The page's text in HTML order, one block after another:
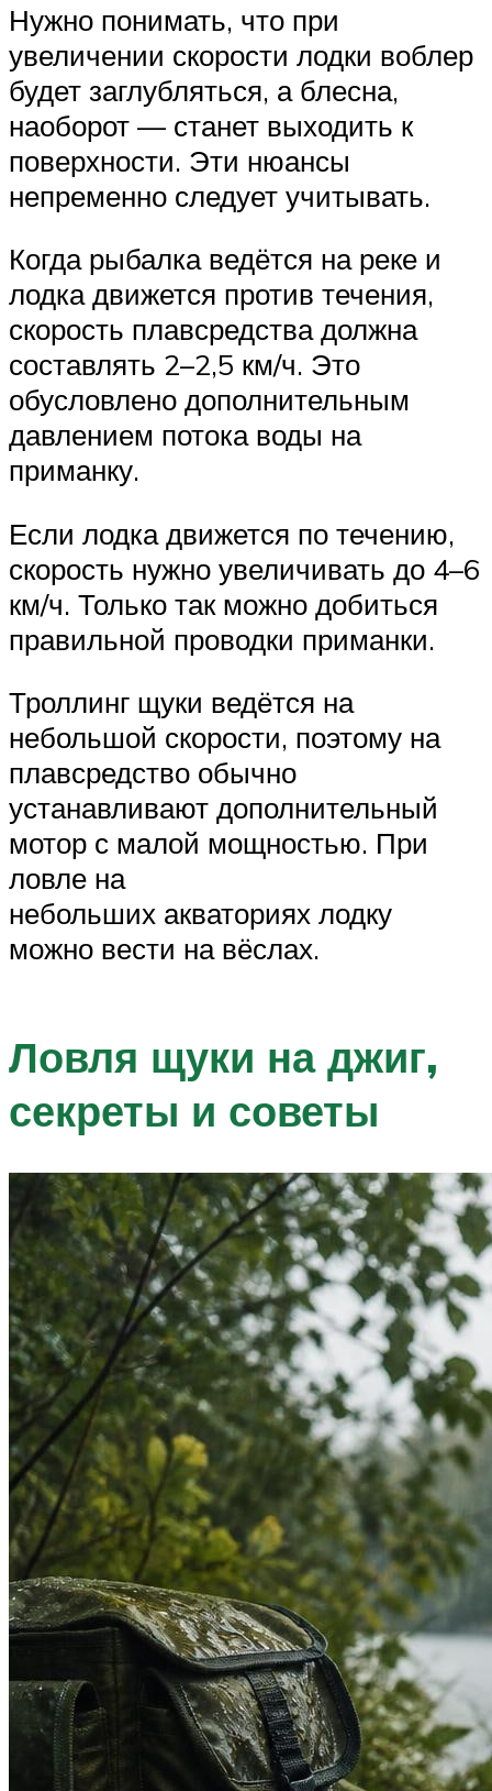
Нужно понимать, что при
увеличении скорости лодки воблер
будет заглубляться, а блесна,
наоборот — станет выходить к
поверхности. Эти нюансы
непременно следует учитывать.
Когда рыбалка ведётся на реке и
лодка движется против течения,
скорость плавсредства должна
составлять 2–2,5 км/ч. Это
обусловлено дополнительным
давлением потока воды на
приманку.
Если лодка движется по течению,
скорость нужно увеличивать до 4–6
км/ч. Только так можно добиться
правильной проводки приманки.
Троллинг щуки ведётся на
небольшой скорости, поэтому на
плавсредство обычно
устанавливают дополнительный
мотор с малой мощностью. При
ловле на
небольших акваториях лодку
можно вести на вёслах.
Ловля щуки на джиг,
секреты и советы